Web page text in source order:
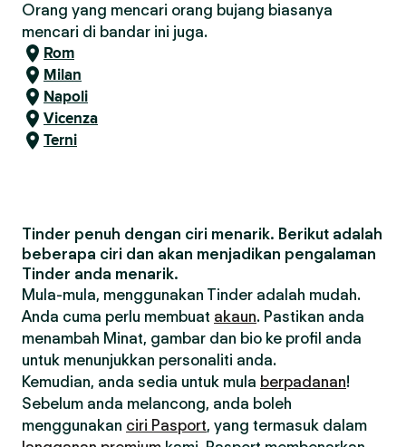
Orang yang mencari orang bujang biasanya
mencari di bandar ini juga.
Rom
Milan
Napoli
Vicenza
Terni
Tinder penuh dengan ciri menarik. Berikut adalah
beberapa ciri dan akan menjadikan pengalaman
Tinder anda menarik.
Mula-mula, menggunakan Tinder adalah mudah.
Anda cuma perlu membuat akaun. Pastikan anda
menambah Minat, gambar dan bio ke profil anda
untuk menunjukkan personaliti anda.
Kemudian, anda sedia untuk mula berpadanan!
Sebelum anda melancong, anda boleh
menggunakan ciri Pasport, yang termasuk dalam